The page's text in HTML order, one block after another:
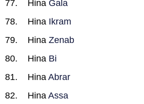
Hina Gala
Hina Ikram
Hina Zenab
Hina Bi
Hina Abrar
Hina Assa